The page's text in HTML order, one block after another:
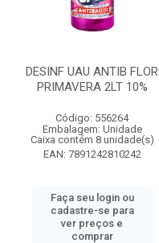
DESINF UAU ANTIB FLOR
PRIMAVERA 2LT 10%
Código: 556264
Embalagem: Unidade
Caixa contém 8 unidade(s)
EAN: 7891242810242
Faça seu login ou
cadastre-se para
ver preços e
comprar